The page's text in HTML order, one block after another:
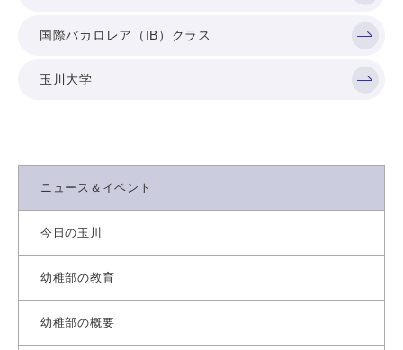
国際バカロレア（IB）クラス
玉川大学
ニュース＆イベント
今日の玉川
幼稚部の教育
幼稚部の概要